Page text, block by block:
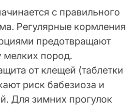
с правильного
Регулярные кормления
предотвращают
мелких пород.
от клещей (таблетки
риск бабезиоза и
Для зимних прогулок